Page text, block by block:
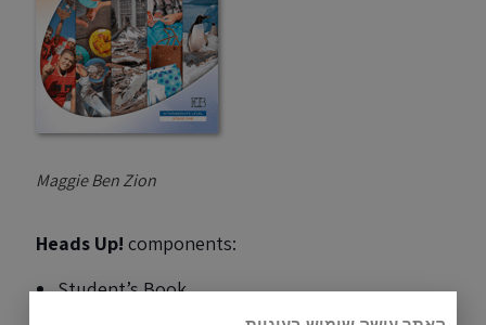
Maggie Ben Zion
Heads Up! components:
Student’s Book